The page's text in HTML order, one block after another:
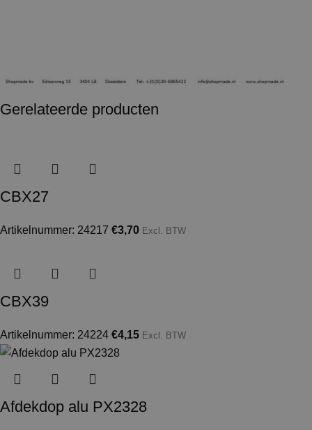
Gerelateerde producten
CBX27
Artikelnummer: 24217 €3,70 Excl. BTW
CBX39
Artikelnummer: 24224 €4,15 Excl. BTW
Afdekdop alu PX2328